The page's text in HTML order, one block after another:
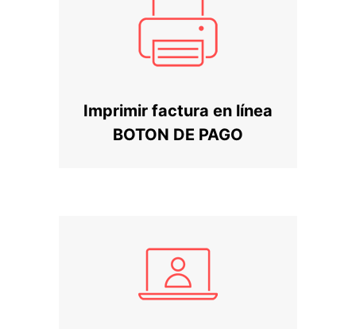
Imprimir factura en línea
BOTON DE PAGO